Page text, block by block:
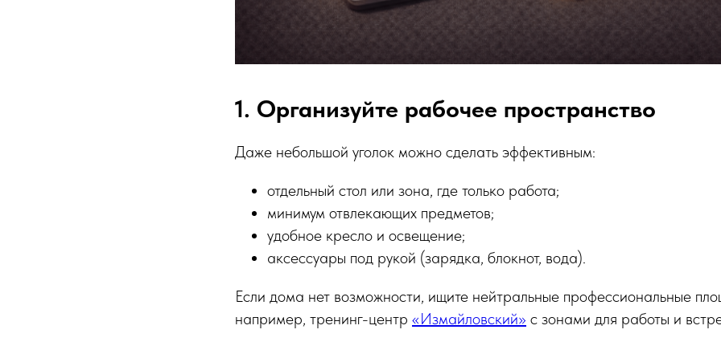
1. Организуйте рабочее пространство
Даже небольшой уголок можно сделать эффективным:
отдельный стол или зона, где только работа;
минимум отвлекающих предметов;
удобное кресло и освещение;
аксессуары под рукой (зарядка, блокнот, вода).
Если дома нет возможности, ищите нейтральные профессиональные
например, тренинг-центр «Измайловский» с зонами для работы и